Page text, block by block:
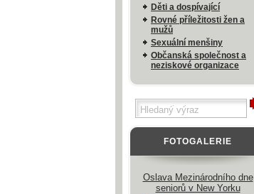
Děti a dospívající
Rovné příležitosti žen a
mužů
Sexuální menšiny
Občanská společnost a
neziskové organizace
FOTOGALERIE
Oslava Mezinárodního dne
seniorů v New Yorku